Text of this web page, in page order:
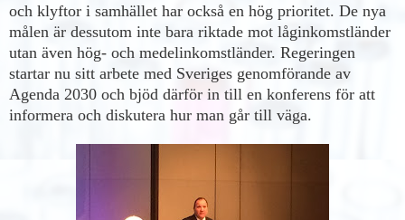
och klyftor i samhället har också en hög prioritet. De nya
målen är dessutom inte bara riktade mot låginkomstländer
utan även hög- och medelinkomstländer. Regeringen
startar nu sitt arbete med Sveriges genomförande av
Agenda 2030 och bjöd därför in till en konferens för att
informera och diskutera hur man går till väga.